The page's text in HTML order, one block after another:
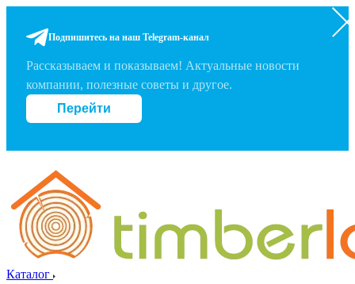
Подпишитесь на наш Telegram-канал
Рассказываем и показываем! Актуальные новости
компании, полезные советы и другое.
Перейти
Каталог